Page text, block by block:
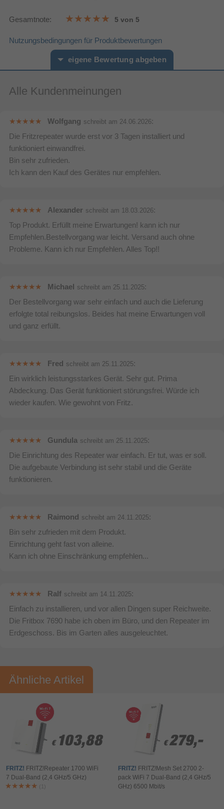
Gesamtnote: 5 von 5
Nutzungsbedingungen für Produktbewertungen
eigene Bewertung abgeben
Vorname* Nachname*
Bitte mindestens 20 Wörter eingeben
Ihr Kommentar*
Bewertung & Kommentar speichern
Alle Kundenmeinungen
Wolfgang schreibt am 24.06.2026:
Die Fritzrepeater wurde erst vor 3 Tagen installiert und
funktioniert einwandfrei.
Bin sehr zufrieden.
Ich kann den Kauf des Gerätes nur empfehlen.
Alexander schreibt am 18.03.2026:
Top Produkt. Erfüllt meine Erwartungen! kann ich nur
Empfehlen.Bestellvorgang war leicht. Versand auch ohne
Probleme. Kann ich nur Empfehlen. Alles Top!!
Michael schreibt am 25.11.2025:
Der Bestellvorgang war sehr einfach und auch die Lieferung
erfolgte total reibungslos. Beides hat meine Erwartungen voll
und ganz erfüllt.
Fred schreibt am 25.11.2025:
Ein wirklich leistungsstarkes Gerät. Sehr gut. Prima
Abdeckung. Das Gerät funktioniert störungsfrei. Würde ich
wieder kaufen. Wie gewohnt von Fritz.
Gundula schreibt am 25.11.2025:
Die Einrichtung des Repeater war einfach. Er tut, was er soll.
Die aufgebaute Verbindung ist sehr stabil und die Geräte
funktionieren.
Raimond schreibt am 24.11.2025:
Bin sehr zufrieden mit dem Produkt.
Einrichtung geht fast von alleine.
Kann ich ohne Einschränkung empfehlen...
Ralf schreibt am 14.11.2025:
Einfach zu installieren, und vor allen Dingen super Reichweite.
Die Fritbox 7690 habe ich oben im Büro, und den Repeater im
Erdgeschoss. Bis im Garten alles ausgeleuchtet.
Ähnliche Artikel
€ 103,88
€ 103,88
FRITZ! FRITZ!Repeater 1700 WiFi
7 Dual-Band (2,4 GHz/5 GHz)
(1)
€ 279,-
€ 279,-
FRITZ! FRITZ!Mesh Set 2700 2-
pack WiFi 7 Dual-Band (2,4 GHz/5
GHz) 6500 Mbit/s